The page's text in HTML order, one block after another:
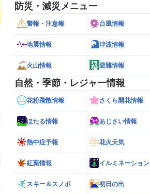
防災・減災メニュー
警報・注意報 台風情報
地震情報 津波情報
火山情報 避難情報
自然・季節・レジャー情報
花粉飛散情報 さくら開花情報
ほたる情報 あじさい情報
熱中症予報 花火天気
紅葉情報 イルミネーション
スキー＆スノボ 初日の出